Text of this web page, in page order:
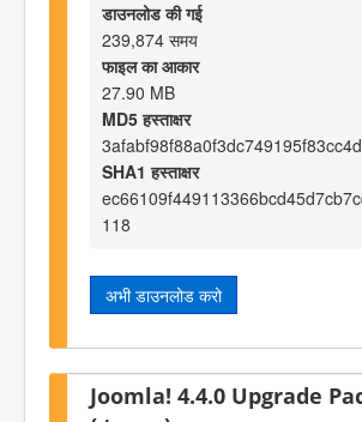
डाउनलोड की गई
239,874 समय
फाइल का आकार
27.90 MB
MD5 हस्ताक्षर
SHA1 हस्ताक्षर
118
अभी डाउनलोड करो
Joomla! 4.4.0 Upgrade